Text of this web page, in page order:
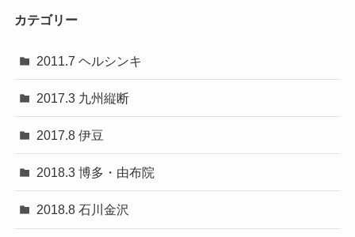
カテゴリー
2011.7 ヘルシンキ
2017.3 九州縦断
2017.8 伊豆
2018.3 博多・由布院
2018.8 石川金沢